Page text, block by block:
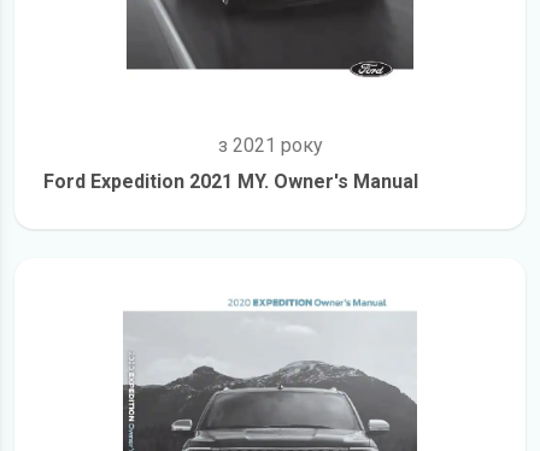
з 2021 року
Ford Expedition 2021 MY. Owner's Manual